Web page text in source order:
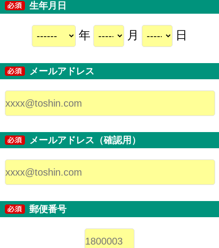
生年月日
年 月 日
メールアドレス
メールアドレス（確認用）
郵便番号